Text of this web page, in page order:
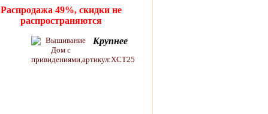
Распродажа 49%, скидки не
распространяются
Крупнее